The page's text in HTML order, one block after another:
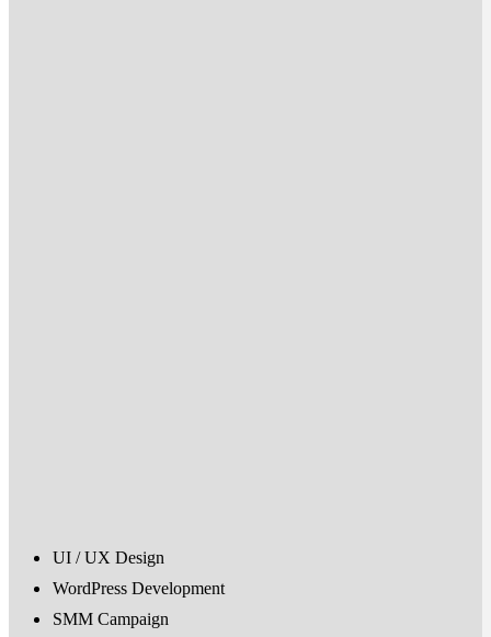
UI / UX Design
WordPress Development
SMM Campaign